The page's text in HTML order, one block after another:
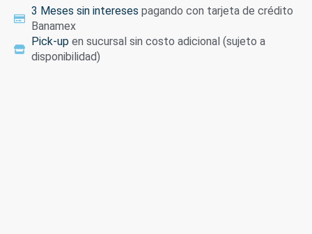
3 Meses sin intereses pagando con tarjeta de crédito
Banamex
Pick-up en sucursal sin costo adicional (sujeto a
disponibilidad)